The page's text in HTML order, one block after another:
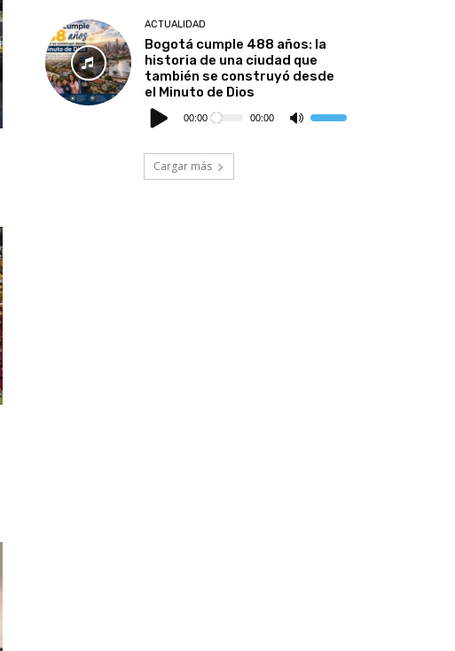
ACTUALIDAD
Bogotá cumple 488 años: la
historia de una ciudad que
también se construyó desde
el Minuto de Dios
Reproductor
de
audio
00:00 00:00
Utiliza
Cargar más